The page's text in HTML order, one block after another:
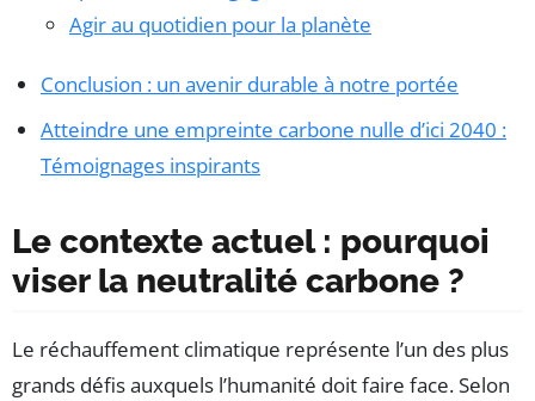
Agir au quotidien pour la planète
Conclusion : un avenir durable à notre portée
Atteindre une empreinte carbone nulle d’ici 2040 :
Témoignages inspirants
Le contexte actuel : pourquoi
viser la neutralité carbone ?
Le réchauffement climatique représente l’un des plus
grands défis auxquels l’humanité doit faire face. Selon